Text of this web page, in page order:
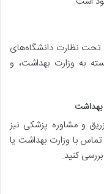
تحت نظارت دانشگاه‌های
به وزارت بهداشت، و
بهداشت
و مشاوره پزشکی نیز
تماس با وزارت بهداشت یا
کنید.